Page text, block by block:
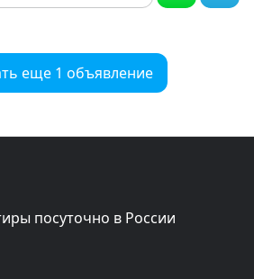
еще 1 объявление
посуточно в России